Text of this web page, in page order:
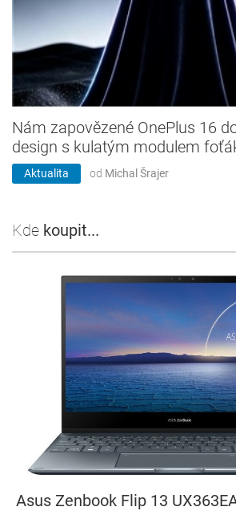
Nám zapovězené OnePlus 16
design s kulatým modulem
Aktualita od Michal Šrajer
Kde koupit...
Asus Zenbook Flip 13